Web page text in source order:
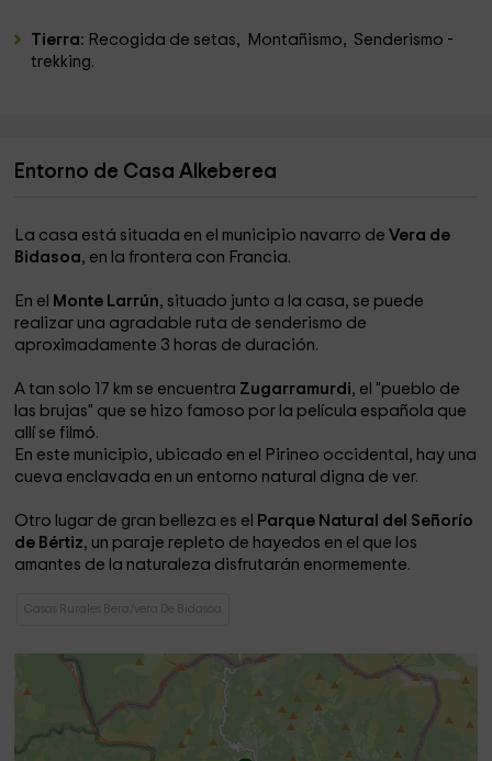
Tierra: Recogida de setas, Montañismo, Senderismo -
trekking.
Entorno de Casa Alkeberea
La casa está situada en el municipio navarro deVera de
Bidasoa, en la frontera con Francia.
En el Monte Larrún, situado junto a la casa, se puede
realizar una agradable ruta de senderismo de
aproximadamente 3 horas de duración.
A tan solo 17 km se encuentra Zugarramurdi, el "pueblo de
las brujas" que se hizo famoso por la película española que
allí se filmó.
En este municipio, ubicado en el Pirineo occidental, hay una
cueva enclavada en un entorno natural digna de ver.
Otro lugar de gran belleza es el
Parque Natural del Señorío
de Bértiz, un paraje repleto de hayedos en el que los
amantes de la naturaleza disfrutarán enormemente.
Casas Rurales Bera/vera De Bidasoa